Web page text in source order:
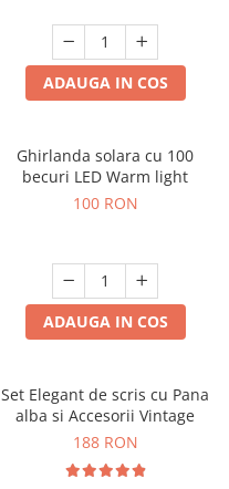
ADAUGA IN COS
Ghirlanda solara cu 100
becuri LED Warm light
100 RON
ADAUGA IN COS
Set Elegant de scris cu Pana
alba si Accesorii Vintage
188 RON